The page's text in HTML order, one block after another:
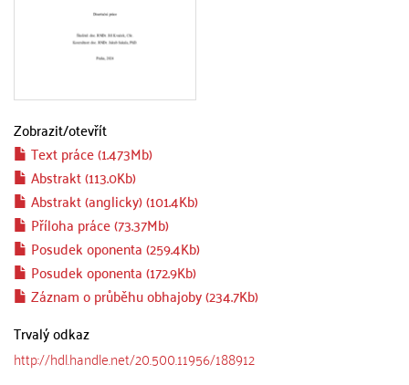
Zobrazit/otevřít
Text práce (1.473Mb)
Abstrakt (113.0Kb)
Abstrakt (anglicky) (101.4Kb)
Příloha práce (73.37Mb)
Posudek oponenta (259.4Kb)
Posudek oponenta (172.9Kb)
Záznam o průběhu obhajoby (234.7Kb)
Trvalý odkaz
http://hdl.handle.net/20.500.11956/188912